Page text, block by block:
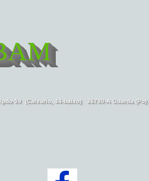
59  (Calvario, 44-baixo)   36780-A Guarda